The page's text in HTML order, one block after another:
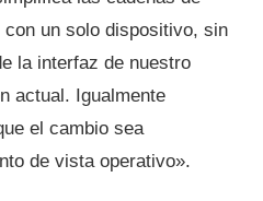
un solo dispositivo, sin
la interfaz de nuestro
actual. Igualmente
el cambio sea
de vista operativo».